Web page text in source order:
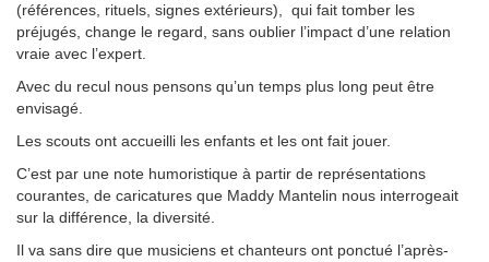
(références, rituels, signes extérieurs), qui fait tomber les
préjugés, change le regard, sans oublier l’impact d’une relation
vraie avec l’expert.
Avec du recul nous pensons qu’un temps plus long peut être
envisagé.
Les scouts ont accueilli les enfants et les ont fait jouer.
C’est par une note humoristique à partir de représentations
courantes, de caricatures que Maddy Mantelin nous interrogeait
sur la différence, la diversité.
Il va sans dire que musiciens et chanteurs ont ponctué l’après-